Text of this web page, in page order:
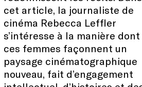
cet article, la journaliste de
cinéma Rebecca Leffler
s’intéresse à la manière dont
ces femmes façonnent un
paysage cinématographique
nouveau, fait d’engagement